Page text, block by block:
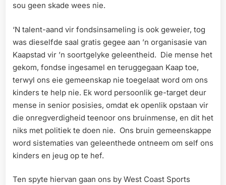
sou geen skade wees nie.
‘N talent-aand vir fondsinsameling is ook geweier, tog
was dieselfde saal gratis gegee aan ’n organisasie van
Kaapstad vir ’n soortgelyke geleentheid. Die mense het
gekom, fondse ingesamel en teruggegaan Kaap toe,
terwyl ons eie gemeenskap nie toegelaat word om ons
kinders te help nie. Ek word persoonlik ge-target deur
mense in senior posisies, omdat ek openlik opstaan vir
die onregverdigheid teenoor ons bruinmense, en dit het
niks met politiek te doen nie. Ons bruin gemeenskappe
word sistematies van geleenthede ontneem om self ons
kinders en jeug op te hef.
Ten spyte hiervan gaan ons by West Coast Sports